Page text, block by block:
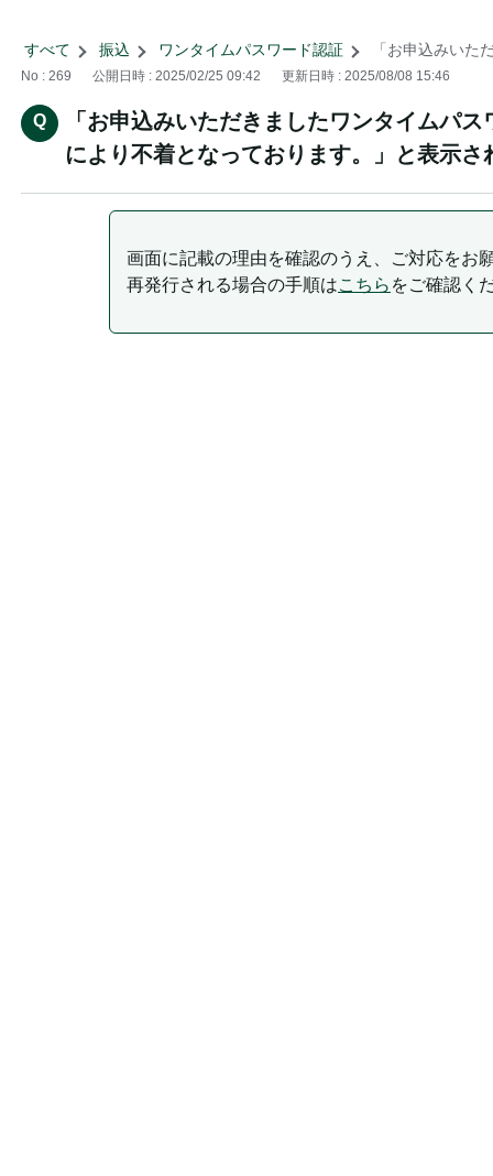
すべて > 振込 > ワンタイムパスワード認証 > 「お申込みいた
No : 269 公開日時 : 2025/02/25 09:42 更新日時 : 2025/08/08 15:46
「お申込みいただきましたワンタイムパ
により不着となっております。」と表示さ
画面に記載の理由を確認のうえ、ご対応をお
再発行される場合の手順はこちら をご確認く